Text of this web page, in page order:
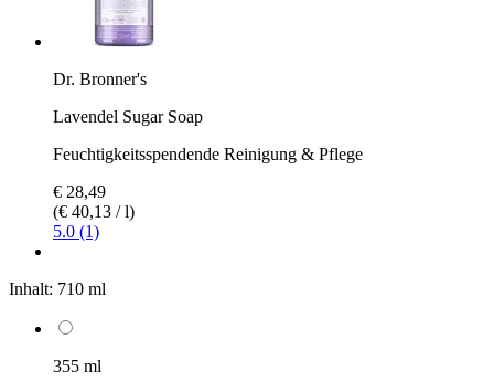
Dr. Bronner's
Lavendel Sugar Soap
Feuchtigkeitsspendende Reinigung & Pflege
€ 28,49
(€ 40,13 / l)
5.0 (1)
Inhalt: 710 ml
355 ml